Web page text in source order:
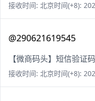
接收时间: 北京时间(+8):
@290621619545
【微商码头】短信验证
接收时间: 北京时间(+8):